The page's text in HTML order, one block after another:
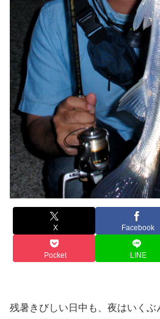
X Facebook
Pocket LINE
残暑きびしい日中も、夜はいく